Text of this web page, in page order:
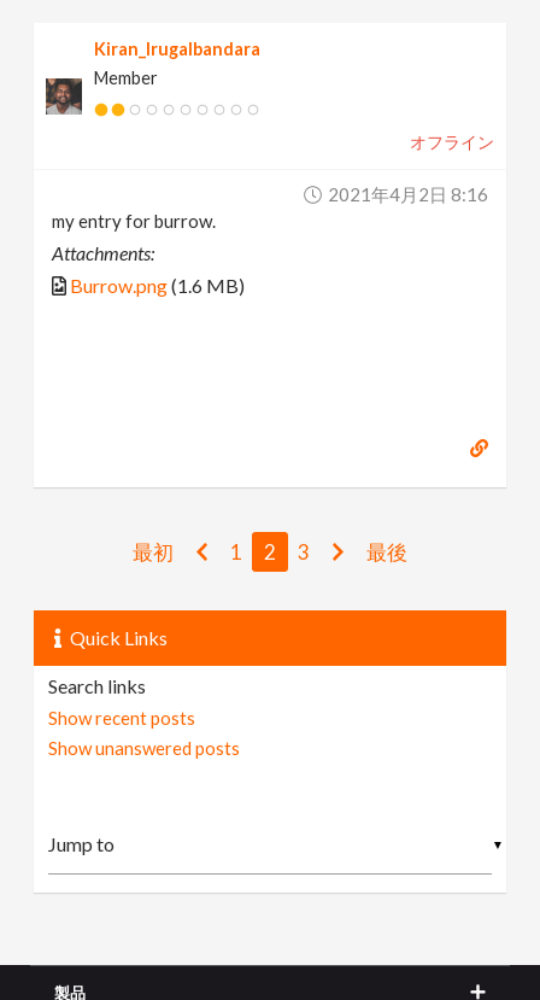
Kiran_Irugalbandara
Member
オフライン
2021年4月2日 8:16
my entry for burrow.
Attachments:
Burrow.png(1.6 MB)
最初 1 2 3 最後
Quick Links
Search links
Show recent posts
Show unanswered posts
▼
製品